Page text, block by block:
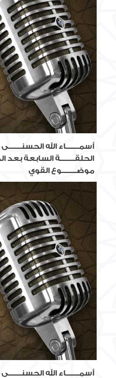
أسمـــــــــاء الله
الحلقــــــــــة السابعة بعد
موضــــــــــوع القوي
أسمـــــــــاء الله